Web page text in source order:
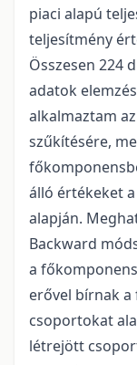
piaci alapú
teljesítmény
Összesen 224
adatok
alkalmaztam
szűkítésére,
álló értékeket
alapján.
Backward
a
erővel bírnak a
csoportokat
létrejött